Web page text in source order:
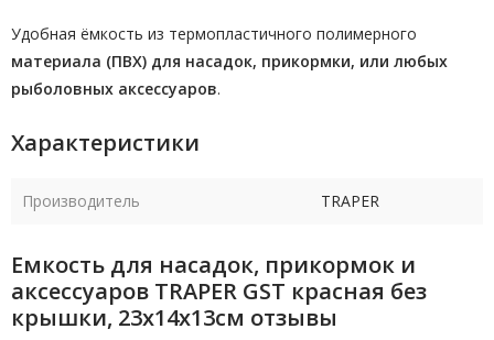
Удобная ёмкость из термопластичного полимерного
материала (ПВХ) для насадок, прикормки, или любых
рыболовных аксессуаров.
Характеристики
Производитель TRAPER
Емкость для насадок, прикормок и
аксессуаров TRAPER GST красная без
крышки, 23х14х13см отзывы